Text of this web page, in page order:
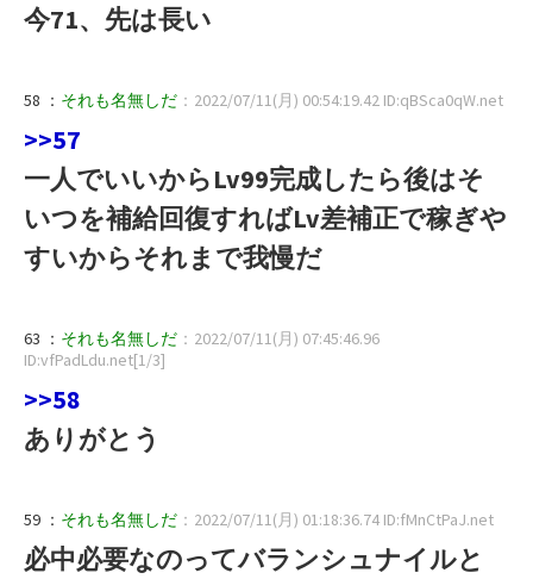
今71、先は長い
58 ： それも名無しだ ：2022/07/11(月) 00:54:19.42 ID:qBSca0qW.net
>>57
一人でいいからLv99完成したら後はそ
いつを補給回復すればLv差補正で稼ぎや
すいからそれまで我慢だ
63 ： それも名無しだ ：2022/07/11(月) 07:45:46.96
ID:vfPadLdu.net[1/3]
>>58
ありがとう
59 ： それも名無しだ ：2022/07/11(月) 01:18:36.74 ID:fMnCtPaJ.net
必中必要なのってバランシュナイルと